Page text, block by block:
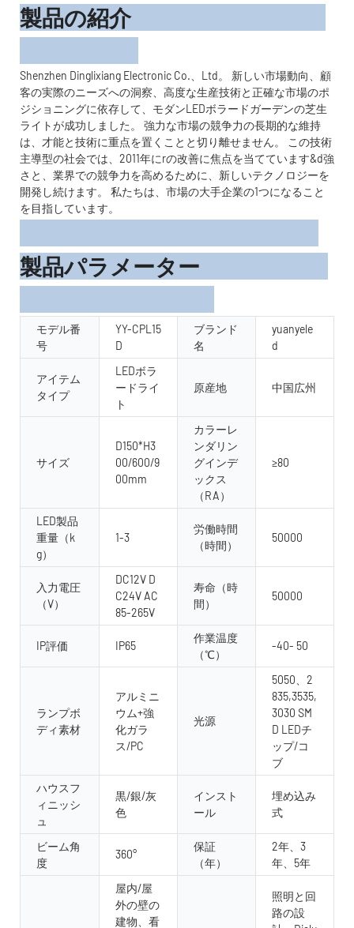
製品の紹介
Shenzhen Dinglixiang Electronic Co.、Ltd。 新しい市場動向、顧
客の実際のニーズへの洞察、高度な生産技術と正確な市場のポ
ジショニングに依存して、モダンLEDボラードガーデンの芝生
ライトが成功しました。 強力な市場の競争力の長期的な維持
は、才能と技術に重点を置くことと切り離せません。 この技術
主導型の社会では、2011年にrの改善に焦点を当てています&d強
さと、業界での競争力を高めるために、新しいテクノロジーを
開発し続けます。 私たちは、市場の大手企業の1つになること
を目指しています。
製品パラメーター
モデル番
号
YY-CPL15
D
ブランド
名
yuanyele
d
アイテム
タイプ
LEDボラ
ードライ
ト
原産地 中国広州
サイズ
D150*H3
00/600/9
00mm
カラーレ
ンダリン
グインデ
ックス
（RA）
≥80
LED製品
重量（k
g）
1-3
労働時間
（時間）
50000
入力電圧
（V）
DC12V D
C24V AC
85-265V
寿命（時
間）
50000
IP評価 IP65
作業温度
（℃）
-40- 50
ランプボ
ディ素材
アルミニ
ウム+強
化ガラ
ス/PC
光源
5050、2
835,3535,
3030 SM
D LEDチ
ップ/コ
ブ
ハウスフ
ィニッシ
ュ
黒/銀/灰
色
インスト
ール
埋め込み
式
ビーム角
度
360°
保証
（年）
2年、3
年、5年
屋内/屋
外の壁の
建物、看
照明と回
路の設